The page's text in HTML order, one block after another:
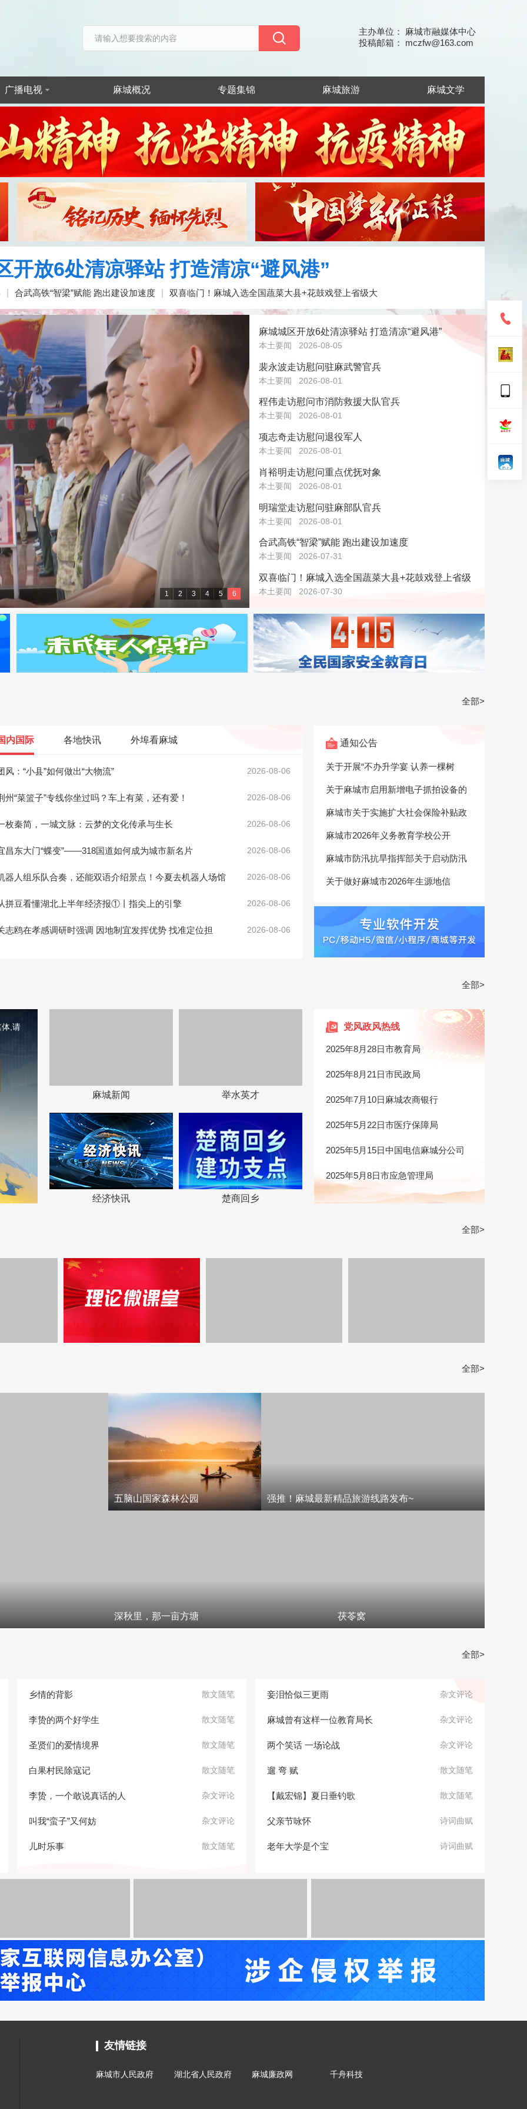
主办单位： 麻城市融媒体中心
投稿邮箱： mczfw@163.com
广播电视 麻城概况 专题集锦 麻城旅游 麻城文学
开放6处清凉驿站 打造清凉“避风港”
合武高铁“智梁”赋能 跑出建设加速度 双喜临门！麻城入选全国蔬菜大县+花鼓戏登上省级大
舞台
1 2 3 4 5 6
麻城城区开放6处清凉驿站 打造清凉“避风港”
本土要闻 2026-08-05
裴永波走访慰问驻麻武警官兵
本土要闻 2026-08-01
程伟走访慰问市消防救援大队官兵
本土要闻 2026-08-01
项志奇走访慰问退役军人
本土要闻 2026-08-01
肖裕明走访慰问重点优抚对象
本土要闻 2026-08-01
明瑞堂走访慰问驻麻部队官兵
本土要闻 2026-08-01
合武高铁“智梁”赋能 跑出建设加速度
本土要闻 2026-07-31
双喜临门！麻城入选全国蔬菜大县+花鼓戏登上省级
本土要闻 2026-07-30
全部>
内国际 各地快讯 外埠看麻城
风：“小县”如何做出“大物流” 2026-08-06
州“菜篮子”专线你坐过吗？车上有菜，还有爱！ 2026-08-06
枚秦简，一城文脉：云梦的文化传承与生长 2026-08-06
昌东大门“蝶变”——318国道如何成为城市新名片 2026-08-06
器人组乐队合奏，还能双语介绍景点！今夏去机器人场馆 2026-08-06
拼豆看懂湖北上半年经济报①丨指尖上的引擎 2026-08-06
志鸥在孝感调研时强调 因地制宜发挥优势 找准定位担 2026-08-06
通知公告
关于开展“不办升学宴 认养一棵树
关于麻城市启用新增电子抓拍设备的
麻城市关于实施扩大社会保险补贴政
麻城市2026年义务教育学校公开
麻城市防汛抗旱指挥部关于启动防汛
关于做好麻城市2026年生源地信
全部>
体,请
麻城新闻 举水英才
经济快讯 楚商回乡
党风政风热线
2025年8月28日市教育局
2025年8月21日市民政局
2025年7月10日麻城农商银行
2025年5月22日市医疗保障局
2025年5月15日中国电信麻城分公司
2025年5月8日市应急管理局
全部>
全部>
五脑山国家森林公园 强推！麻城最新精品旅游线路发布~
深秋里，那一亩方塘 茯苓窝
全部>
乡情的背影 散文随笔
李贽的两个好学生 散文随笔
圣贤们的爱情境界 散文随笔
白果村民除寇记 散文随笔
李贽，一个敢说真话的人 杂文评论
叫我“蛮子”又何妨 杂文评论
儿时乐事 散文随笔
妾泪恰似三更雨 杂文评论
麻城曾有这样一位教育局长 杂文评论
两个笑话 一场论战 杂文评论
遛 弯 赋 散文随笔
【戴宏锦】夏日垂钓歌 散文随笔
父亲节咏怀 诗词曲赋
老年大学是个宝 诗词曲赋
友情链接
麻城市人民政府 湖北省人民政府 麻城廉政网 千舟科技